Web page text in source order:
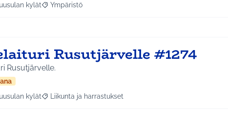
aihepiirin mukaan: Etelä-Tuusulan kylät
kylät Rajaa tulokset teeman mukaan: Ympäristö
Ympäristö
Rusutjärvelle #1274
Rusutjärvelle.
aihepiirin mukaan: Etelä-Tuusulan kylät
kylät Rajaa tulokset teeman mukaan: Liikunta ja harrastukset
Liikunta ja harrastukset